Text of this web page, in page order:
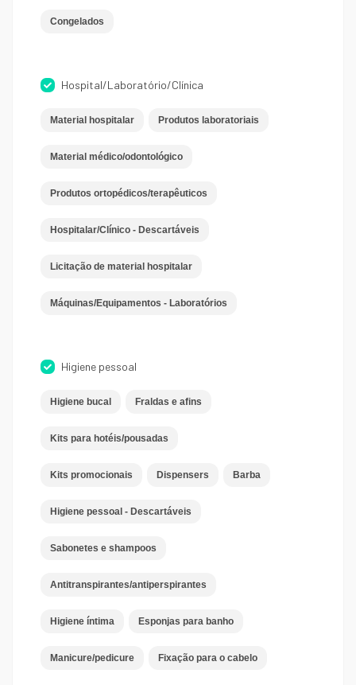
Congelados
Hospital/Laboratório/Clínica
Material hospitalar Produtos laboratoriais
Material médico/odontológico
Produtos ortopédicos/terapêuticos
Hospitalar/Clínico - Descartáveis
Licitação de material hospitalar
Máquinas/Equipamentos - Laboratórios
Higiene pessoal
Higiene bucal Fraldas e afins
Kits para hotéis/pousadas
Kits promocionais Dispensers Barba
Higiene pessoal - Descartáveis
Sabonetes e shampoos
Antitranspirantes/antiperspirantes
Higiene íntima Esponjas para banho
Manicure/pedicure Fixação para o cabelo